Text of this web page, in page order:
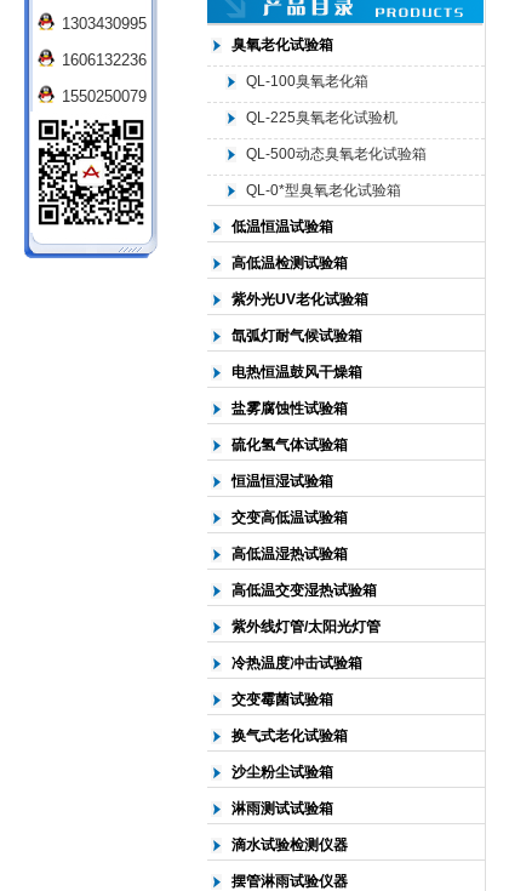
北京中科环试仪器有限公司
臭氧老化试验箱
QL-100臭氧老化箱
QL-225臭氧老化试验机
QL-500动态臭氧老化试验箱
QL-0*型臭氧老化试验箱
低温恒温试验箱
高低温检测试验箱
紫外光UV老化试验箱
氙弧灯耐气候试验箱
电热恒温鼓风干燥箱
盐雾腐蚀性试验箱
硫化氢气体试验箱
恒温恒湿试验箱
交变高低温试验箱
高低温湿热试验箱
高低温交变湿热试验箱
紫外线灯管/太阳光灯管
冷热温度冲击试验箱
交变霉菌试验箱
换气式老化试验箱
沙尘粉尘试验箱
淋雨测试试验箱
滴水试验检测仪器
摆管淋雨试验仪器
1303430995
1606132236
1550250079